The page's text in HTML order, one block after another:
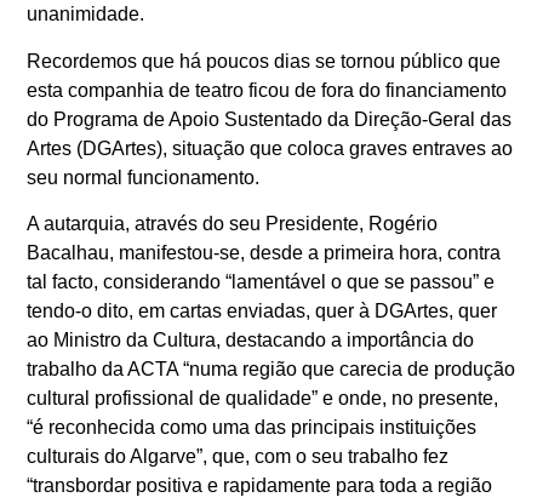
unanimidade.
Recordemos que há poucos dias se tornou público que
esta companhia de teatro ficou de fora do financiamento
do Programa de Apoio Sustentado da Direção-Geral das
Artes (DGArtes), situação que coloca graves entraves ao
seu normal funcionamento.
A autarquia, através do seu Presidente, Rogério
Bacalhau, manifestou-se, desde a primeira hora, contra
tal facto, considerando “lamentável o que se passou” e
tendo-o dito, em cartas enviadas, quer à DGArtes, quer
ao Ministro da Cultura, destacando a importância do
trabalho da ACTA “numa região que carecia de produção
cultural profissional de qualidade” e onde, no presente,
“é reconhecida como uma das principais instituições
culturais do Algarve”, que, com o seu trabalho fez
“transbordar positiva e rapidamente para toda a região